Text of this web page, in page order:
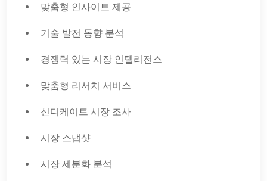
맞춤형 인사이트 제공
기술 발전 동향 분석
경쟁력 있는 시장 인텔리전스
맞춤형 리서치 서비스
신디케이트 시장 조사
시장 스냅샷
시장 세분화 분석